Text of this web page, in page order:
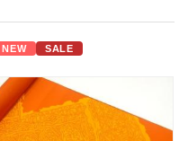
NEW SALE